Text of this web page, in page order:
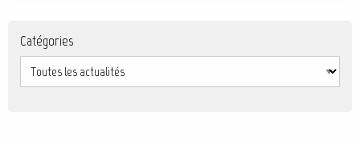
Catégories